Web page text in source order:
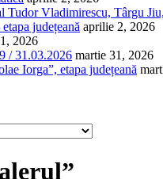
Vladimirescu, Târgu Jiu,
județeană aprilie 2, 2026
2026
/ 31.03.2026 martie 31, 2026
Iorga”, etapa județeană